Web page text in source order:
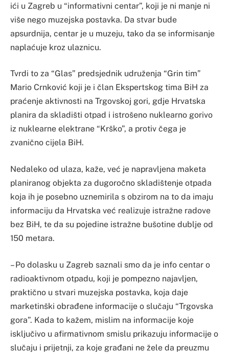
ići u Zagreb u “informativni centar”, koji je ni manje ni
više nego muzejska postavka. Da stvar bude
apsurdnija, centar je u muzeju, tako da se informisanje
naplaćuje kroz ulaznicu.
Tvrdi to za “Glas” predsjednik udruženja “Grin tim”
Mario Crnković koji je i član Ekspertskog tima BiH za
praćenje aktivnosti na Trgovskoj gori, gdje Hrvatska
planira da skladišti otpad i istrošeno nuklearno gorivo
iz nuklearne elektrane “Krško”, a protiv čega je
zvanično cijela BiH.
Nedaleko od ulaza, kaže, već je napravljena maketa
planiranog objekta za dugoročno skladištenje otpada
koja ih je posebno uznemirila s obzirom na to da imaju
informaciju da Hrvatska već realizuje istražne radove
bez BiH, te da su pojedine istražne bušotine dublje od
150 metara.
– Po dolasku u Zagreb saznali smo da je info centar o
radioaktivnom otpadu, koji je pompezno najavljen,
praktično u stvari muzejska postavka, koja daje
marketinški obrađene informacije o slučaju “Trgovska
gora”. Kada to kažem, mislim na informacije koje
isključivo u afirmativnom smislu prikazuju informacije o
slučaju i prijetnji, za koje građani ne žele da preuzmu